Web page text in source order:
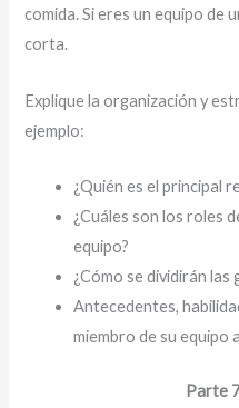
comida. Si eres un equipo de
corta.
Explique la organización y
ejemplo:
¿Quién es el principal
¿Cuáles son los roles
equipo?
¿Cómo se dividirán las
Antecedentes,
miembro de su equipo
Parte